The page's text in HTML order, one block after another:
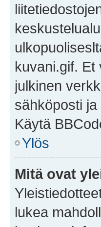
kuvani.gif. Et
julkinen
sähköposti
Käytä
Ylös
Mitä ovat
lukea